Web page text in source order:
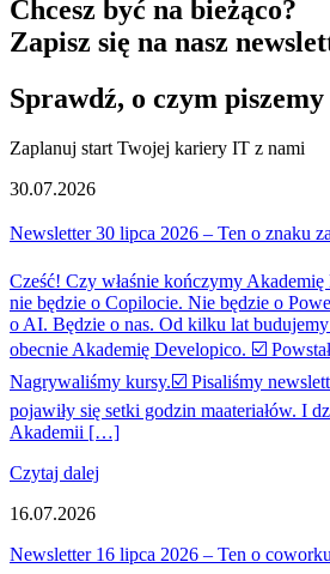
Chcesz być na bieżąco?
Zapisz się na nasz
Sprawdź, o czym piszemy
Zaplanuj start Twojej kariery IT z nami
30.07.2026
Newsletter 30 lipca 2026 – Ten o znaku
Cześć! Czy właśnie kończymy
nie będzie o Copilocie. Nie będzie o
o AI. Będzie o nas. Od kilku lat
obecnie Akademię Developico. ☑️
Nagrywaliśmy kursy.☑️ Pisaliśmy
pojawiły się setki godzin maateriałów. I
Akademii […]
Czytaj dalej
16.07.2026
Newsletter 16 lipca 2026 – Ten o